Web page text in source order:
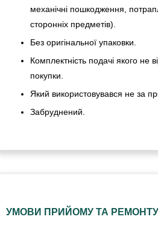
механічні пошкодження,
сторонніх предметів).
Без оригінальної упаковки.
Комплектність подачі якого не
покупки.
Який використовувався не за
Забруднений.
УМОВИ ПРИЙОМУ ТА РЕМОНТУ